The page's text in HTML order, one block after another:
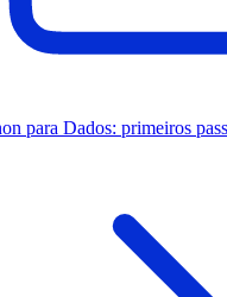
para Dados: primeiros